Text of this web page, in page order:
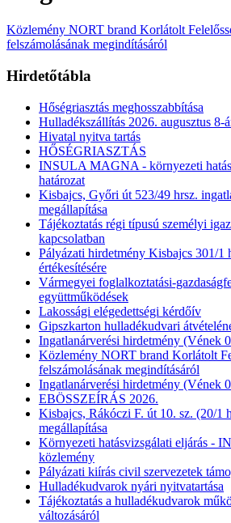
Közlemény NORT brand Korlátolt
felszámolásának megindításáról
Hirdetőtábla
Hőségriasztás meghosszabbítása
Hulladékszállítás 2026. augusztus 8-
Hivatal nyitva tartás
HŐSÉGRIASZTÁS
INSULA MAGNA - környezeti
határozat
Kisbajcs, Győri út 523/49 hrsz.
megállapítása
Tájékoztatás régi típusú személyi
kapcsolatban
Pályázati hirdetmény Kisbajcs 301/1
értékesítésére
Vármegyei foglalkoztatási-
együttműködések
Lakossági elégedettségi kérdőív
Gipszkarton hulladékudvari
Ingatlanárverési hirdetmény (Vének
Közlemény NORT brand Korlátolt
felszámolásának megindításáról
Ingatlanárverési hirdetmény (Vének
EBÖSSZEÍRÁS 2026.
Kisbajcs, Rákóczi F. út 10. sz. (20/1
megállapítása
Környezeti hatásvizsgálati eljárás -
közlemény
Pályázati kiírás civil szervezetek
Hulladékudvarok nyári nyitvatartása
Tájékoztatás a hulladékudvarok
változásáról